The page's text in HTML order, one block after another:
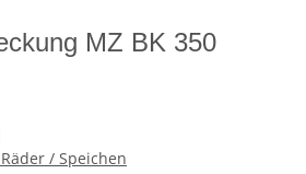
MZ BK 350
/ Speichen